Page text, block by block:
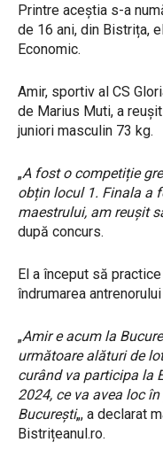
Printre aceștia s-a
de 16 ani, din Bistrița,
Economic.
Amir, sportiv al CS
de Marius Muti, a
juniori masculin 73 kg.
„A fost o competiție
obțin locul 1. Finala a
maestrului, am reușit
după concurs.
El a început să
îndrumarea
„Amir e acum la
următoare alături de
curând va participa la
2024, ce va avea loc
București„, a declarat
Bistrițeanul.ro.